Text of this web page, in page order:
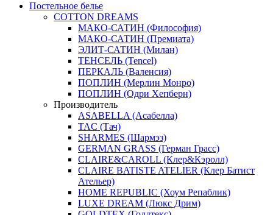
Постельное белье
COTTON DREAMS
МАКО-САТИН (Философия)
МАКО-САТИН (Премиата)
ЭЛИТ-САТИН (Милан)
ТЕНСЕЛЬ (Tencel)
ПЕРКАЛЬ (Валенсия)
ПОПЛИН (Мерлин Монро)
ПОПЛИН (Одри Хепберн)
Производитель
ASABELLA (Асабелла)
TAC (Тач)
SHARMES (Шармэз)
GERMAN GRASS (Герман Грасс)
CLAIRE&CAROLL (Клер&Кэролл)
CLAIRE BATISTE ATELIER (Клер Батист
Ательер)
HOME REPUBLIC (Хоум Репаблик)
LUXE DREAM (Люкс Дрим)